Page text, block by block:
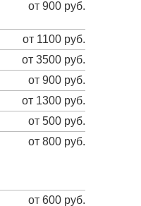
от 900 руб.
от 1100 руб.
от 3500 руб.
от 900 руб.
от 1300 руб.
от 500 руб.
от 800 руб.
от 600 руб.